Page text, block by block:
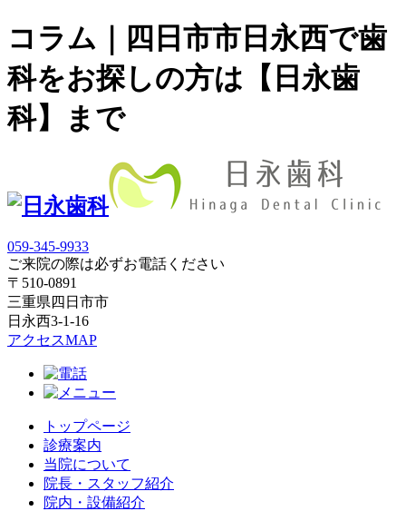
コラム｜四日市市日永西で歯
科をお探しの方は【日永歯
科】まで
059-345-9933
ご来院の際は必ずお電話ください
〒510-0891
三重県四日市市
日永西3-1-16
アクセスMAP
トップページ
診療案内
当院について
院長・スタッフ紹介
院内・設備紹介